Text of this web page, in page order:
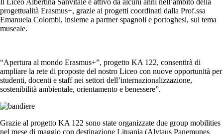
Il Liceo Albertina Sanvitale è attivo da alcuni anni nell’ambito della
progettualità Erasmus+, grazie ai progetti coordinati dalla Prof.ssa
Emanuela Colombi, insieme a partner spagnoli e portoghesi, sul tema
museale.
“Apertura al mondo Erasmus+”, progetto KA 122, consentirà di
ampliare la rete di proposte del nostro Liceo con nuove opportunità per
studenti, docenti e staff nei settori dell’internazionalizzazione,
sostenibilità ambientale, orientamento e benessere”.
Grazie al progetto KA 122 sono state organizzate due group mobilities
nel mese di maggio con destinazione Lituania (Alytaus Panemunes